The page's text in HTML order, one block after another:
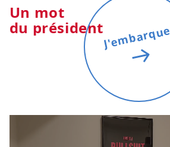
Un mot
du présidentJ'embarque